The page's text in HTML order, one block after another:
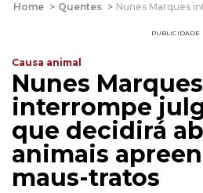
Home > Quentes > Nunes Marques
PUBLICIDADE
Causa animal
Nunes Marques
interrompe
que decidirá
animais
maus-tratos